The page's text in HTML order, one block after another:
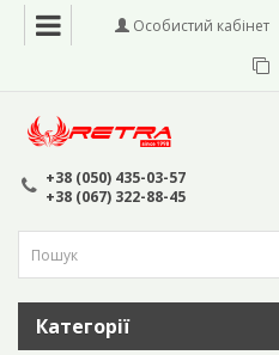
Особистий кабінет
+38 (050) 435-03-57
+38 (067) 322-88-45
Категорії